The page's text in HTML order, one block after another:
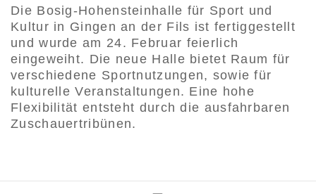
Die Bosig-Hohensteinhalle für Sport und
Kultur in Gingen an der Fils ist fertiggestellt
und wurde am 24. Februar feierlich
eingeweiht. Die neue Halle bietet Raum für
verschiedene Sportnutzungen, sowie für
kulturelle Veranstaltungen. Eine hohe
Flexibilität entsteht durch die ausfahrbaren
Zuschauertribünen.